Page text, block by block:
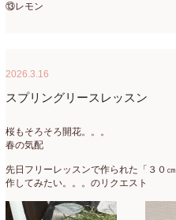
⑬レモン
2026.3.16
スプリングリースレッスン
桜もそろそろ開花。。。
春の気配
先日フリーレッスンで作られた「３０
作してみたい。。。のリクエスト